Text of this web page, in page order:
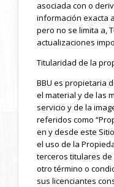
asociada con o
información exacta
pero no se limita a,
actualizaciones
Titularidad de la
BBU es propietaria
el material y de las
servicio y de la
referidos como
en y desde este
el uso de la
terceros titulares
otro término o
sus licenciantes